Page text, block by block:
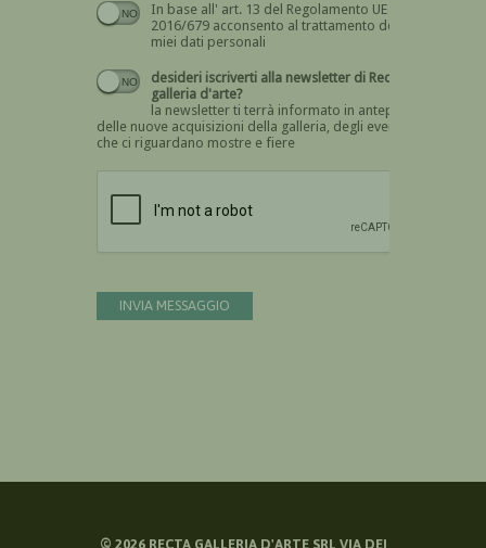
In base all' art. 13 del Regolamento UE n.
2016/679 acconsento al trattamento dei
miei dati personali
Devi dare il consenso
desideri iscriverti alla newsletter di Recta
galleria d'arte?
la newsletter ti terrà informato in anteprima
delle nuove acquisizioni della galleria, degli eventi
che ci riguardano mostre e fiere
INVIA MESSAGGIO
© 2026RECTA GALLERIA D'ARTE SRL VIA DEI